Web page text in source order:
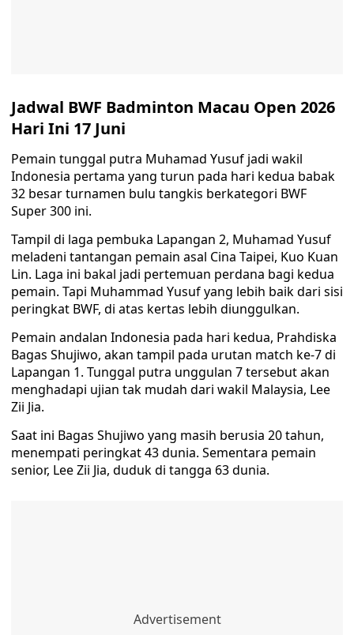
Jadwal BWF Badminton Macau Open 2026
Hari Ini 17 Juni
Pemain tunggal putra Muhamad Yusuf jadi wakil
Indonesia pertama yang turun pada hari kedua babak
32 besar turnamen bulu tangkis berkategori BWF
Super 300 ini.
Tampil di laga pembuka Lapangan 2, Muhamad Yusuf
meladeni tantangan pemain asal Cina Taipei, Kuo Kuan
Lin. Laga ini bakal jadi pertemuan perdana bagi kedua
pemain. Tapi Muhammad Yusuf yang lebih baik dari sisi
peringkat BWF, di atas kertas lebih diunggulkan.
Pemain andalan Indonesia pada hari kedua, Prahdiska
Bagas Shujiwo, akan tampil pada urutan match ke-7 di
Lapangan 1. Tunggal putra unggulan 7 tersebut akan
menghadapi ujian tak mudah dari wakil Malaysia, Lee
Zii Jia.
Saat ini Bagas Shujiwo yang masih berusia 20 tahun,
menempati peringkat 43 dunia. Sementara pemain
senior, Lee Zii Jia, duduk di tangga 63 dunia.